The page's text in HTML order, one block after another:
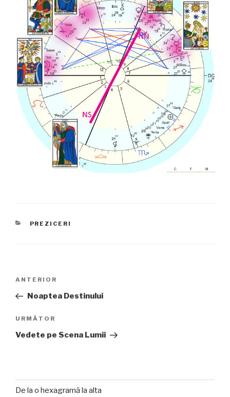
CATEGORII
PREZICERI
articole
Articolul
anterior
ANTERIOR
Noaptea Destinului
Articolul
următor
URMĂTOR
Vedete pe Scena Lumii
De la o hexagramă la alta